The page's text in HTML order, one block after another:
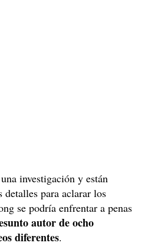
investigación y están
detalles para aclarar los
se podría enfrentar a penas
autor de ocho
diferentes.